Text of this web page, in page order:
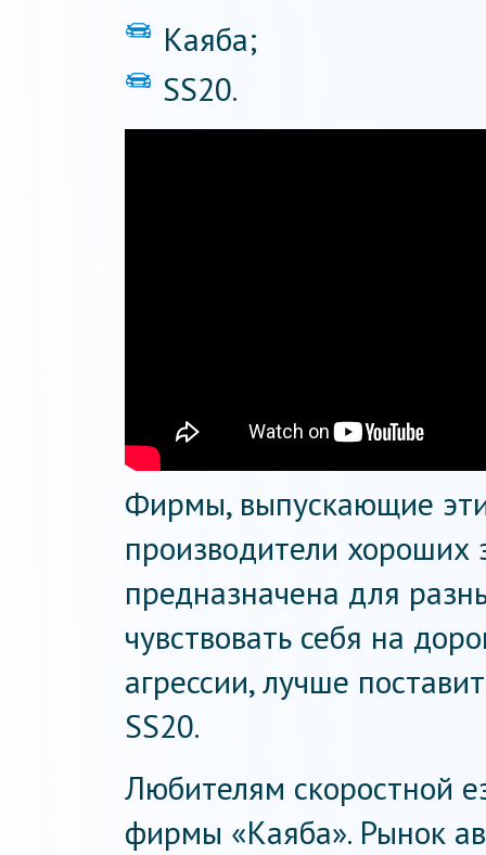
Каяба;
SS20.
Фирмы, выпускающие
производители хороших
предназначена для
чувствовать себя на
агрессии, лучше
SS20.
Любителям скоростной
фирмы «Каяба». Рынок